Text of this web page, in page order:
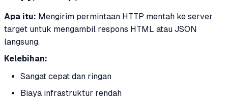
Apa itu: Mengirim permintaan HTTP mentah ke server
target untuk mengambil respons HTML atau JSON
langsung.
Kelebihan:
Sangat cepat dan ringan
Biaya infrastruktur rendah